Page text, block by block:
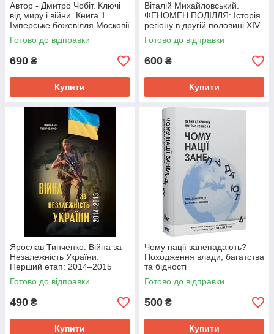
Автор - Дмитро Чобіт. Ключі
від миру і війни. Книга 1.
Імперське божевілля Московії
(тверд.)
Готово до відправки
690 ₴
Купити
Віталій Михайловський.
ФЕНОМЕН ПОДІЛЛЯ: Історія
регіону в другій половині XIV
— на початку XVI століття
Готово до відправки
600 ₴
Купити
Ярослав Тинченко. Війна за
Незалежність України.
Перший етап: 2014–2015
роки. Передумови, цифри,
факти.
Готово до відправки
490 ₴
Купити
Чому нації занепадають?
Походження влади, багатства
та бідності
Готово до відправки
500 ₴
Купити